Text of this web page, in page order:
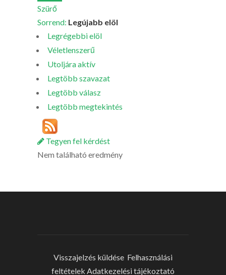
Szürő
Sorrend: Legújabb elöl
Legrégebbi elöl
Véletlenszerű
Utoljára aktív
Legtöbb szavazat
Legtöbb válasz
Legtöbb megtekintés
Tegyen fel kérdést
Nem található eredmény
Visszajelzés küldése Felhasználási
feltételek Adatkezelési tájékoztató